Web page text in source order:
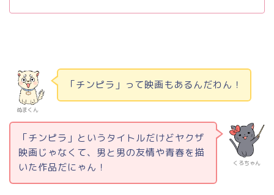
ぬまくん
「チンピラ」って映画もあるんだわん！
くろちゃん
「チンピラ」というタイトルだけどヤクザ
映画じゃなくて、男と男の友情や青春を描
いた作品だにゃん！